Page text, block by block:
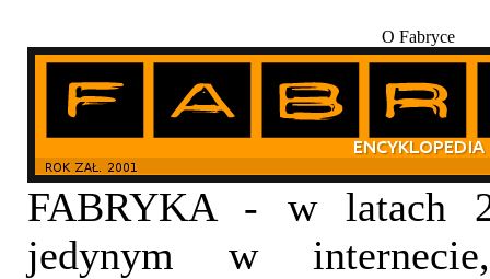
O Fabryce
FABRYKA - w latach
jedynym w